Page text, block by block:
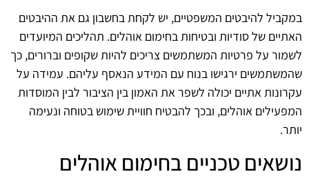
במקביל להיבטים המשפטיים, יש לקחת בחשבון גם את ההיבטים
האתיים של סודיות ובטיחות בחימום אוהלים. תהליכים המיועדים
לשמור על פרטיות המשתמשים צריכים להיות שקופים וברורים, כך
שהמשתמשים ירגישו בנוח עם המידע הנאסף עליהם. עמידה על
עקרונות אתיים יכולה לשפר את האמון בין הציבור לבין המוסדות
המפעילים אוהלים, ובכך להבטיח חוויית שימוש בטוחה ונעימה
יותר.
נושאים טכניים בחימום אוהלים